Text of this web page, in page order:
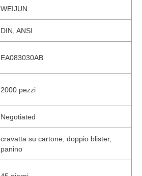
WEIJUN
DIN, ANSI
EA083030AB
2000 pezzi
Negotiated
cravatta su cartone, doppio blister,
panino